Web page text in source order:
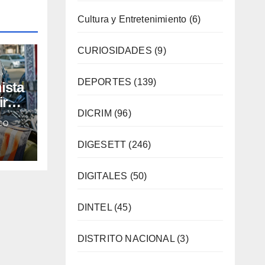
Cultura y Entretenimiento (6)
CURIOSIDADES (9)
DEPORTES (139)
DICRIM (96)
DIGESETT (246)
DIGITALES (50)
DINTEL(45)
DISTRITO NACIONAL(3)